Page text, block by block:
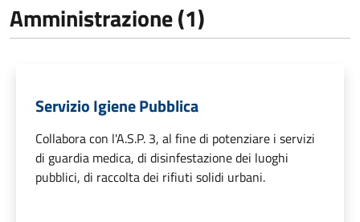
Amministrazione (1)
Servizio Igiene Pubblica
Collabora con l'A.S.P. 3, al fine di potenziare i servizi
di guardia medica, di disinfestazione dei luoghi
pubblici, di raccolta dei rifiuti solidi urbani.